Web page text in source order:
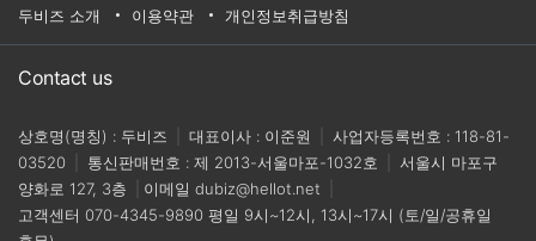
두비즈 소개 이용약관 개인정보취급방침
Contact us
상호명(명칭) : 두비즈 대표이사 : 이준원
사업자등록번호 : 118-81-
03520
통신판매번호 : 제 2013-서울마포-1032호
서울시 마포구
양화로 127, 3층
이메일 dubiz@hellot.net
고객센터 070-4345-9890 평일 9시~12시, 13시~17시 (토/일/공휴일